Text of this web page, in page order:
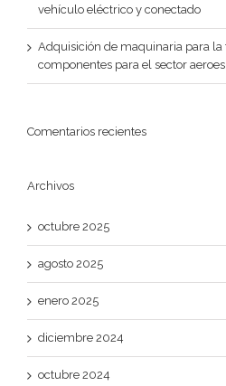
vehículo eléctrico y conectado
Adquisición de maquinaria para la
componentes para el sector
Comentarios recientes
Archivos
octubre 2025
agosto 2025
enero 2025
diciembre 2024
octubre 2024